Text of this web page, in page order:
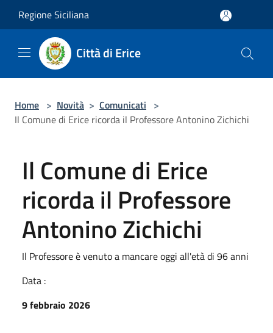
Regione Siciliana
Città di Erice
Home > Novità > Comunicati >
Il Comune di Erice ricorda il Professore Antonino Zichichi
Il Comune di Erice
ricorda il Professore
Antonino Zichichi
Il Professore è venuto a mancare oggi all'età di 96 anni
Data :
9 febbraio 2026